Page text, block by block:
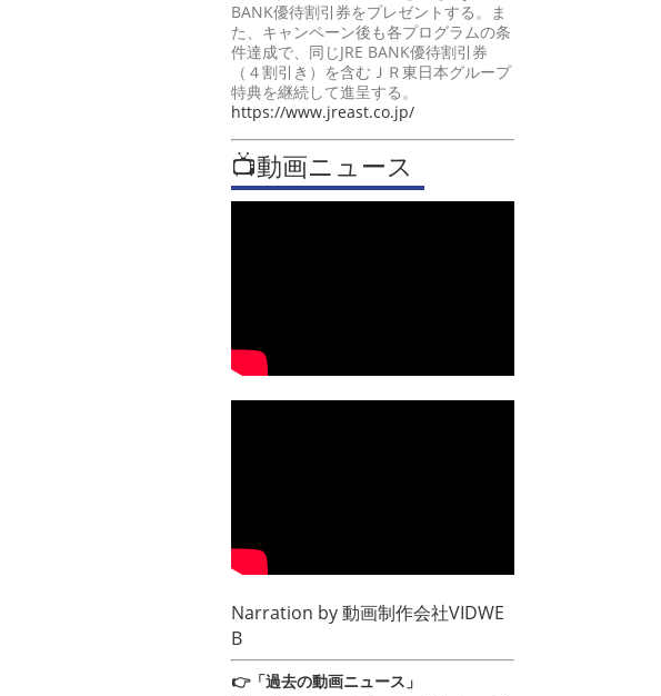
BANK優待割引券をプレゼントする。ま
た、キャンペーン後も各プログラムの条
件達成で、同じJRE BANK優待割引券
（４割引き）を含むＪＲ東日本グループ
特典を継続して進呈する。
https://www.jreast.co.jp/
📺動画ニュース
Narration by動画制作会社VIDWE
B
👉「過去の動画ニュース」